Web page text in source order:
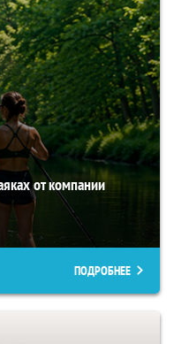
от компании
ПОДРОБНЕЕ